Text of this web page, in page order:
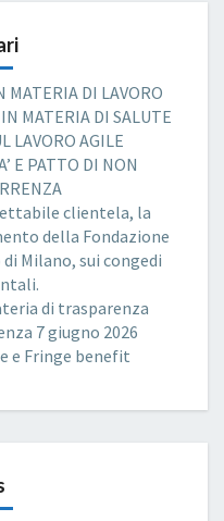
MATERIA DI LAVORO
MATERIA DI SALUTE
LAVORO AGILE
E PATTO DI NON
clientela, la
della Fondazione
Milano, sui congedi
di trasparenza
7 giugno 2026
e Fringe benefit